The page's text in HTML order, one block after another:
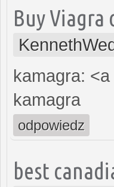
Buy Viagra
kamagra:
kamagra
odpowiedz
best